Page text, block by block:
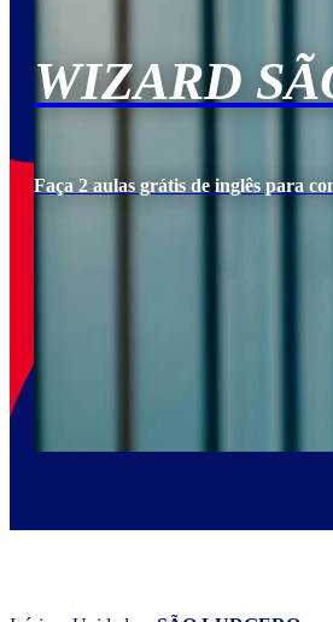
WIZARD
Faça 2 aulas grátis de inglês para